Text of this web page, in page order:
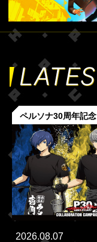
ペルソナ30周年記念
2026.08.07